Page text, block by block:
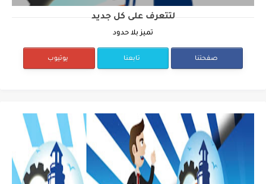
لتتعرف على كل جديد
تميز بلا حدود
صفحتنا تابعنا يوتيوب